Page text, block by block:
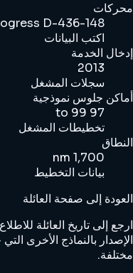
محركات
D-436-148
اكتب البيانات
إدخال الخدمة
2013
سجلات المشغل
أماكن جلوس نموذجية
97 to 99
تخطيطات المشغل
النطاق
1,700 nm
بيانات التخطيط
العودة إلى صفحة العائلة
ارجع إلى تاريخ العائلة
الإصدار بالنماذج الأخرى
مختلفة.